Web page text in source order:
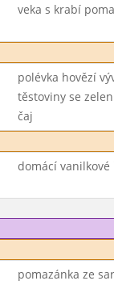
veka s krabí
polévka hovězí
těstoviny se
čaj
domácí
pomazánka ze